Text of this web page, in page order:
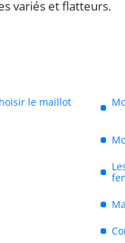
variés et flatteurs.
le maillot